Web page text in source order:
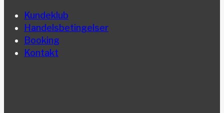
Kundeklub
Handelsbetingelser
Booking
Kontakt